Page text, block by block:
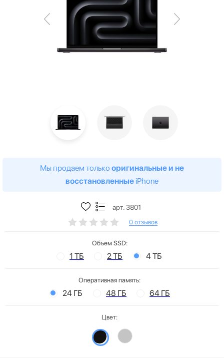
Мы продаем только оригинальные и не
восстановленные iPhone
арт. 3801
0 отзывов
Объем SSD:
1 ТБ 2 ТБ 4 ТБ
Оперативная память:
24 ГБ 48 ГБ 64 ГБ
Цвет: